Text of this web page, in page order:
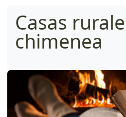
Casas
chimenea